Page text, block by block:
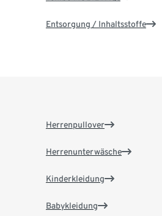
Entsorgung / Inhaltsstoffe
Herrenpullover
Herrenunterwäsche
Kinderkleidung
Babykleidung